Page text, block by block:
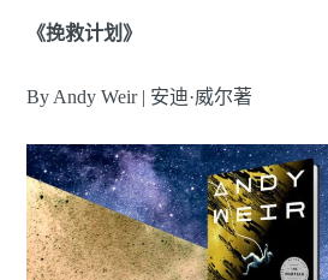
《挽救计划》
By Andy Weir | 安迪·威尔著